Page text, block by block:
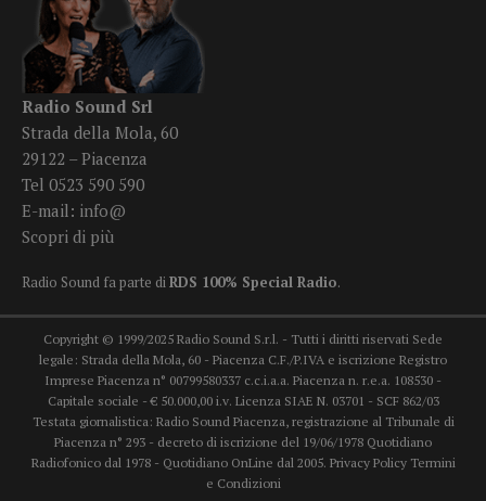
Radio Sound Srl
Strada della Mola, 60
29122 – Piacenza
Tel 0523 590 590
E-mail: info@
Scopri di più
Radio Sound fa parte diRDS 100% Special Radio.
Copyright © 1999/2025 Radio Sound S.r.l. - Tutti i diritti riservati Sede
legale: Strada della Mola, 60 - Piacenza C.F./P.IVA e iscrizione Registro
Imprese Piacenza n° 00799580337 c.c.i.a.a. Piacenza n. r.e.a. 108530 -
Capitale sociale - € 50.000,00 i.v. Licenza SIAE N. 03701 - SCF 862/03
Testata giornalistica: Radio Sound Piacenza, registrazione al Tribunale di
Piacenza n° 293 - decreto di iscrizione del 19/06/1978 Quotidiano
Radiofonico dal 1978 - Quotidiano OnLine dal 2005. Privacy Policy Termini
e Condizioni